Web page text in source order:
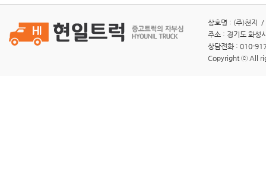
상호명 : (주)천지
주소 : 경기도 화성
상담전화 : 010-
Copyright ⓒ All